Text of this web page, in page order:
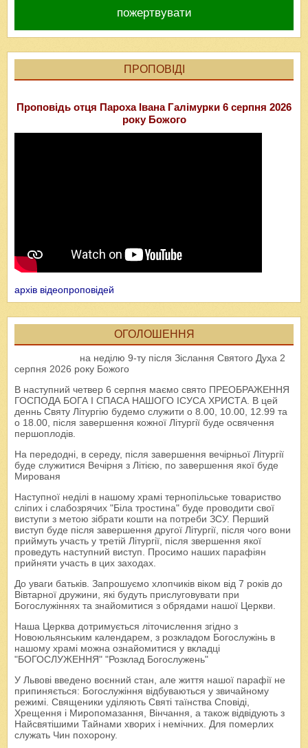
пожертвувати
ПРОПОВІДІ
Проповідь отця Пароха Івана Галімурки 6 серпня 2026
року Божого
архів відеопроповідей
ОГОЛОШЕННЯ
на неділю 9-ту після Зіслання Святого Духа 2
серпня 2026 року Божого
В наступний четвер 6 серпня маємо свято ПРЕОБРАЖЕННЯ
ГОСПОДА БОГА І СПАСА НАШОГО ІСУСА ХРИСТА. В цей
деннь Святу Літургію будемо служити о 8.00, 10.00, 12.99 та
о 18.00, після завершення кожної Літургії буде освячення
першоплодів.
На передодні, в середу, після завершення вечірньої Літургії
буде служитися Вечірня з Літією, по завершення якої буде
Мированя
Наступної неділі в нашому храмі тернопільське товариство
сліпих і слабозрячих "Біла тростина" буде проводити свої
виступи з метою зібрати кошти на потреби ЗСУ. Перший
виступ буде після завершення другої Літургії, після чого вони
приймуть участь у третій Літургії, після звершення якої
проведуть наступний виступ. Просимо наших парафіян
прийняти участь в цих заходах.
До уваги батьків. Запрошуємо хлопчиків віком від 7 років до
Вівтарної дружини, які будуть прислуговувати при
Богослужіннях та знайомитися з обрядами нашої Церкви.
Наша Церква дотримується літочислення згідно з
Новоюльянським календарем, з розкладом Богослужінь в
нашому храмі можна ознайомитися у вкладці
"БОГОСЛУЖЕННЯ" "Розклад Богослужень"
У Львові введено воєнний стан, але життя нашої парафії не
припиняється: Богослужіння відбуваються у звичайному
режимі. Священики уділяють Святі таїнства Сповіді,
Хрещення і Миропомазання, Вінчання, а також відвідують з
Найсвятішими Тайнами хворих і немічних. Для померлих
служать Чин похорону.